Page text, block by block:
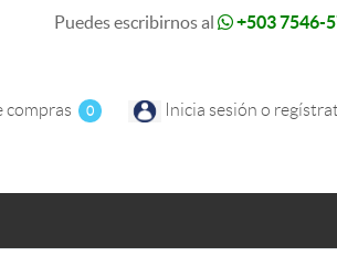
Puedes escribirnos al +503 7546-
compras 0 Inicia sesión o